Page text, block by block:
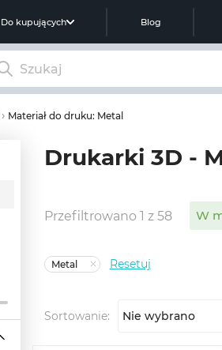
Do kupujących Blog
Materiał do druku: Metal
Drukarki 3D -
Przefiltrowano 1 z 58 W
Metal Resetuj
Sortowanie: Nie wybrano